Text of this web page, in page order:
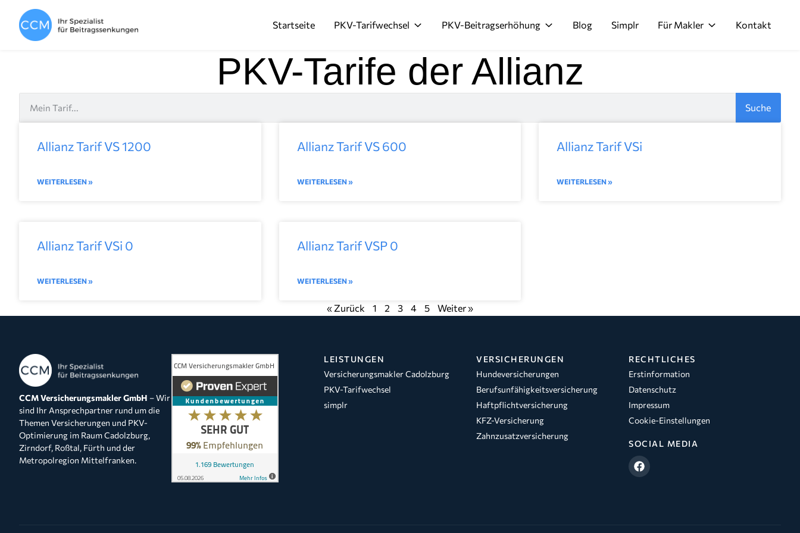
Startseite PKV-Tarifwechsel PKV-Beitragserhöhung Blog Simplr Für Makler Kontakt
PKV-Tarife der Allianz
Suche
Allianz Tarif VS 1200
WEITERLESEN »
Allianz Tarif VS 600
WEITERLESEN »
Allianz Tarif VSi
WEITERLESEN »
Allianz Tarif VSi 0
WEITERLESEN »
Allianz Tarif VSP 0
WEITERLESEN »
« Zurück 1 2 3 4 5 Weiter »
CCM Versicherungsmakler GmbH – Wir
sind Ihr Ansprechpartner rund um die
Themen Versicherungen und PKV-
Optimierung im Raum Cadolzburg,
Zirndorf, Roßtal, Fürth und der
Metropolregion Mittelfranken.
LEISTUNGEN
Versicherungsmakler Cadolzburg
PKV-Tarifwechsel
simplr
VERSICHERUNGEN
Hundeversicherungen
Berufsunfähigkeitsversicherung
Haftpflichtversicherung
KFZ-Versicherung
Zahnzusatzversicherung
RECHTLICHES
Erstinformation
Datenschutz
Impressum
Cookie-Einstellungen
SOCIAL MEDIA